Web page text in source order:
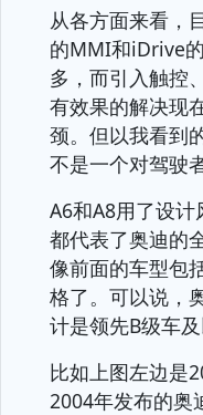
从各方面来看，
的MMI和iDrive
多，而引入触控
有效果的解决现
颈。但以我看到
不是一个对驾驶
A6和A8用了设
都代表了奥迪的
像前面的车型包
格了。可以说，
计是领先B级车
比如上图左边是
2004年发布的奥